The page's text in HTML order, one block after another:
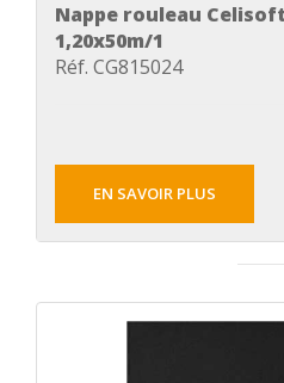
Nappe rouleau
1,20x50m/1
Réf. CG815024
EN SAVOIR PLUS